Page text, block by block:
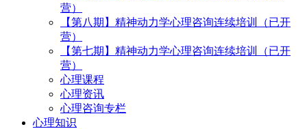
营）
【第八期】精神动力学心理咨询连续培训（已开
营）
【第七期】精神动力学心理咨询连续培训（已开
营）
心理课程
心理资讯
心理咨询专栏
心理知识